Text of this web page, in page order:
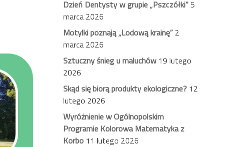
Dzień Dentysty w grupie „Pszczółki”5
marca 2026
Motylki poznają „Lodową krainę” 2
marca 2026
Sztuczny śnieg u maluchów 19 lutego
2026
Skąd się biorą produkty ekologiczne? 12
lutego 2026
Wyróżnienie w Ogólnopolskim
Programie Kolorowa Matematyka z
Korbo 11 lutego 2026